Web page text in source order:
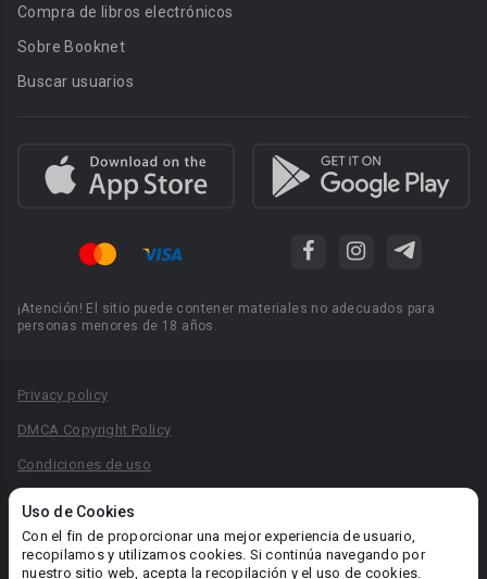
Uso de Cookies
Con el fin de proporcionar una mejor experiencia de usuario,
recopilamos y utilizamos cookies. Si continúa navegando por
nuestro sitio web, acepta la recopilación y el uso de cookies.
Compra de libros electrónicos
Sobre Booknet
Buscar usuarios
¡Atención! El sitio puede contener materiales no adecuados para
personas menores de 18 años.
Privacy policy
DMCA Copyright Policy
Condiciones de uso
Reglas para la publicación de libros
Área RR.PP.: pr@booknet.com